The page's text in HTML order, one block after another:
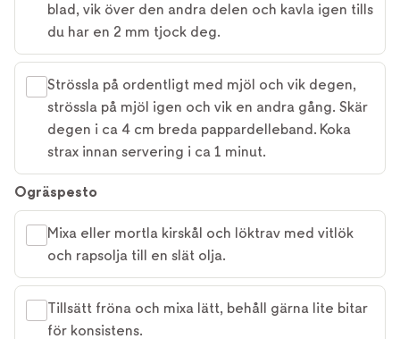
blad, vik över den andra delen och kavla igen tills
du har en 2 mm tjock deg.
Strössla på ordentligt med mjöl och vik degen,
strössla på mjöl igen och vik en andra gång. Skär
degen i ca 4 cm breda pappardelleband. Koka
strax innan servering i ca 1 minut.
Ogräspesto
Mixa eller mortla kirskål och löktrav med vitlök
och rapsolja till en slät olja.
Tillsätt fröna och mixa lätt, behåll gärna lite bitar
för konsistens.